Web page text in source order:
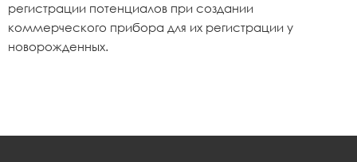
регистрации потенциалов при создании
коммерческого прибора для их регистрации у
новорожденных.